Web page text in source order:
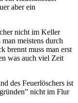
aber ein
nicht im Keller
meistens durch
brennt muss man erst
was auch viel Zeit
des Feuerlöschers ist
nicht im Flur